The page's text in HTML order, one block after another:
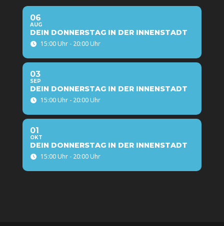
06
AUG
DEIN DONNERSTAG IN DER INNENSTADT
15:00 Uhr - 20:00 Uhr
03
SEP
DEIN DONNERSTAG IN DER INNENSTADT
15:00 Uhr - 20:00 Uhr
01
OKT
DEIN DONNERSTAG IN DER INNENSTADT
15:00 Uhr - 20:00 Uhr